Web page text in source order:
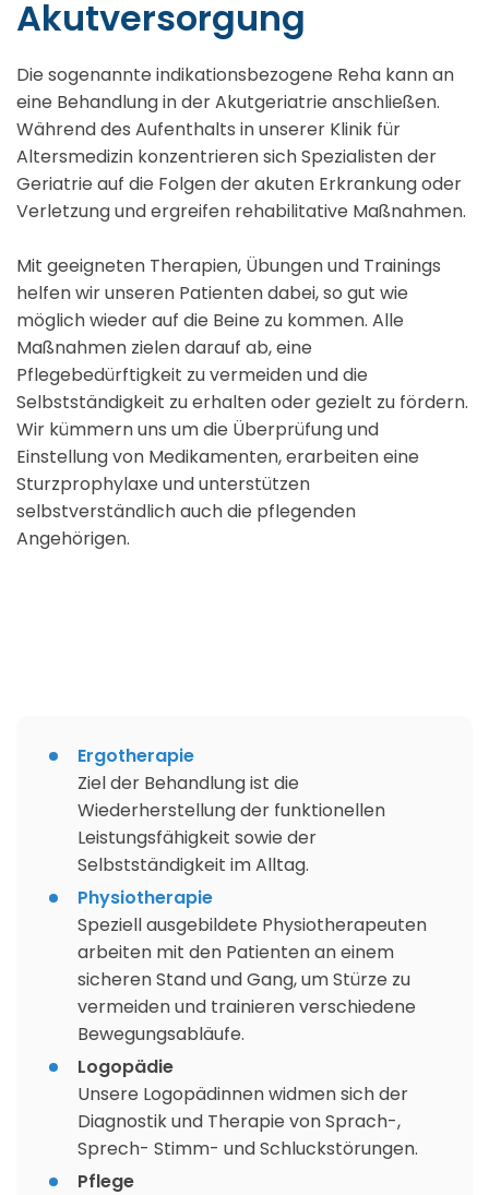
Akutversorgung
Die sogenannte indikationsbezogene Reha kann an
eine Behandlung in der Akutgeriatrie anschließen.
Während des Aufenthalts in unserer Klinik für
Altersmedizin konzentrieren sich Spezialisten der
Geriatrie auf die Folgen der akuten Erkrankung oder
Verletzung und ergreifen rehabilitative Maßnahmen.
Mit geeigneten Therapien, Übungen und Trainings
helfen wir unseren Patienten dabei, so gut wie
möglich wieder auf die Beine zu kommen. Alle
Maßnahmen zielen darauf ab, eine
Pflegebedürftigkeit zu vermeiden und die
Selbstständigkeit zu erhalten oder gezielt zu fördern.
Wir kümmern uns um die Überprüfung und
Einstellung von Medikamenten, erarbeiten eine
Sturzprophylaxe und unterstützen
selbstverständlich auch die pflegenden
Angehörigen.
Ergotherapie
Ziel der Behandlung ist die
Wiederherstellung der funktionellen
Leistungsfähigkeit sowie der
Selbstständigkeit im Alltag.
Physiotherapie
Speziell ausgebildete Physiotherapeuten
arbeiten mit den Patienten an einem
sicheren Stand und Gang, um Stürze zu
vermeiden und trainieren verschiedene
Bewegungsabläufe.
Logopädie
Unsere Logopädinnen widmen sich der
Diagnostik und Therapie von Sprach-,
Sprech- Stimm- und Schluckstörungen.
Pflege